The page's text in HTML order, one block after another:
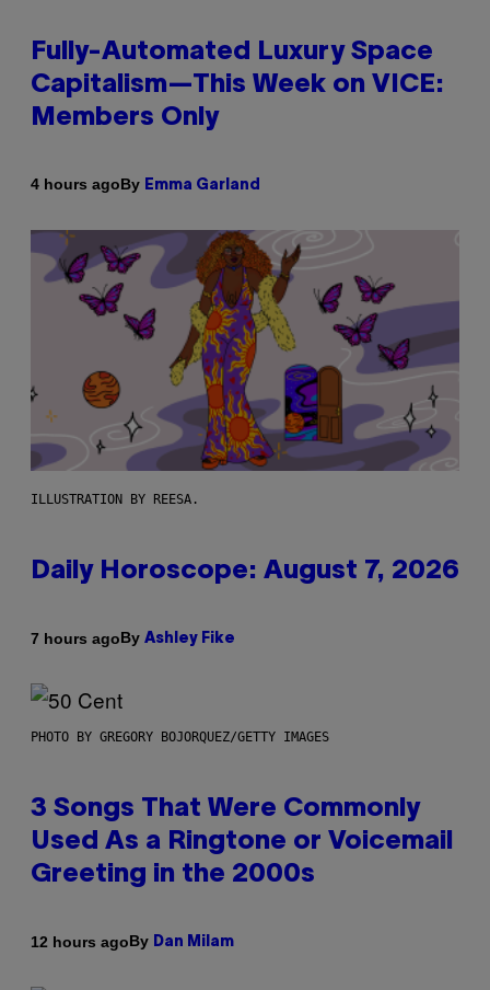
Fully-Automated Luxury Space
Capitalism—This Week on VICE:
Members Only
4 hours agoBy Emma Garland
ILLUSTRATION BY REESA.
Daily Horoscope: August 7, 2026
7 hours agoBy Ashley Fike
PHOTO BY GREGORY BOJORQUEZ/GETTY IMAGES
3 Songs That Were Commonly
Used As a Ringtone or Voicemail
Greeting in the 2000s
12 hours agoBy Dan Milam